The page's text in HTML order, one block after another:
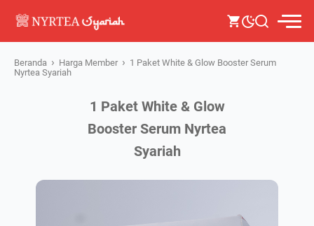
Beranda › Harga Member › 1 Paket White & Glow Booster Serum
Nyrtea Syariah
1 Paket White & Glow
Booster Serum Nyrtea
Syariah